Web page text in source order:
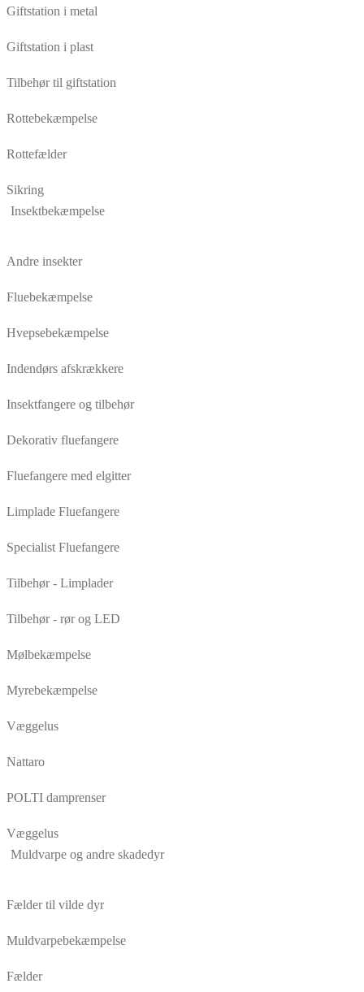
Giftstation i metal
Giftstation i plast
Tilbehør til giftstation
Rottebekæmpelse
Rottefælder
Sikring
Insektbekæmpelse
Andre insekter
Fluebekæmpelse
Hvepsebekæmpelse
Indendørs afskrækkere
Insektfangere og tilbehør
Dekorativ fluefangere
Fluefangere med elgitter
Limplade Fluefangere
Specialist Fluefangere
Tilbehør - Limplader
Tilbehør - rør og LED
Mølbekæmpelse
Myrebekæmpelse
Væggelus
Nattaro
POLTI damprenser
Væggelus
Muldvarpe og andre skadedyr
Fælder til vilde dyr
Muldvarpebekæmpelse
Fælder